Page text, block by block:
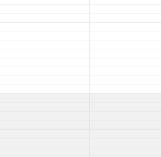
VS-Intern